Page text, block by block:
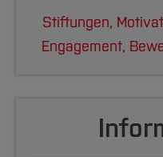
Stiftungen,
Engagement,